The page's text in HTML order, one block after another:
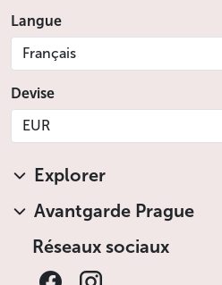
Langue
Français
Devise
EUR
Explorer
Avantgarde Prague
Réseaux sociaux